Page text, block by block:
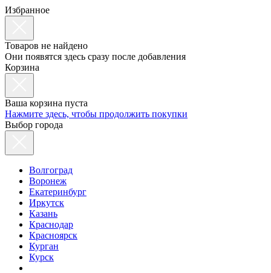
Избранное
Товаров не найдено
Они появятся здесь сразу после добавления
Корзина
Ваша корзина пуста
Нажмите здесь, чтобы продолжить покупки
Выбор города
Волгоград
Воронеж
Екатеринбург
Иркутск
Казань
Краснодар
Красноярск
Курган
Курск